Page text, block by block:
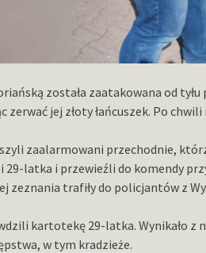
została zaatakowana od
zerwać jej złoty łańcuszek. Po
zaalarmowani przechodnie,
latka i przewieźli do komendy
zeznania trafiły do policjantów z
kartotekę 29-latka. Wynikało z
w tym kradzieże.